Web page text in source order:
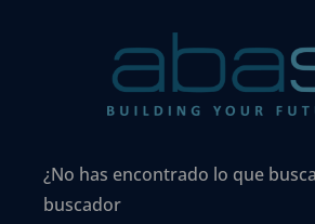
¿No has encontrado lo que
buscador